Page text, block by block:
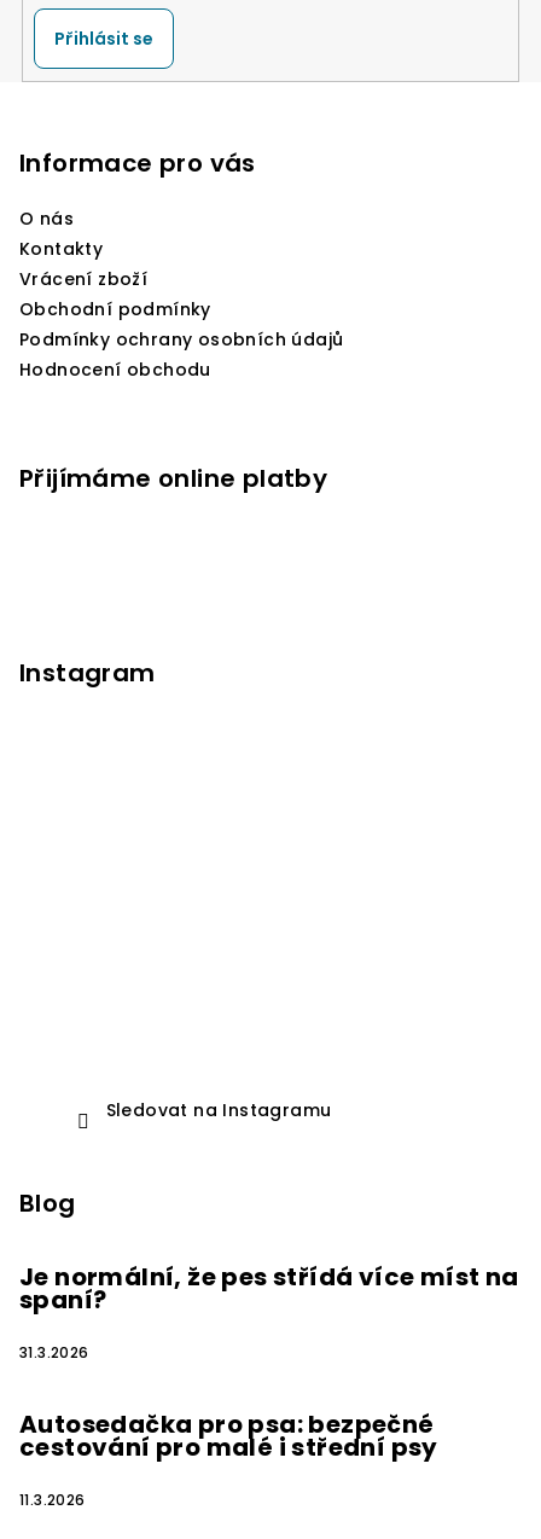
Přihlásit se
Informace pro vás
O nás
Kontakty
Vrácení zboží
Obchodní podmínky
Podmínky ochrany osobních údajů
Hodnocení obchodu
Přijímáme online platby
Instagram
Sledovat na Instagramu
Blog
Je normální, že pes střídá více míst na
spaní?
31.3.2026
Autosedačka pro psa: bezpečné
cestování pro malé i střední psy
11.3.2026